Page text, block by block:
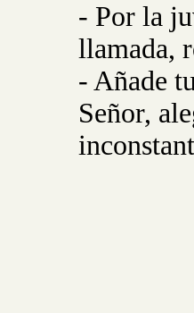
- Por la
llamada,
- Añade
Señor,